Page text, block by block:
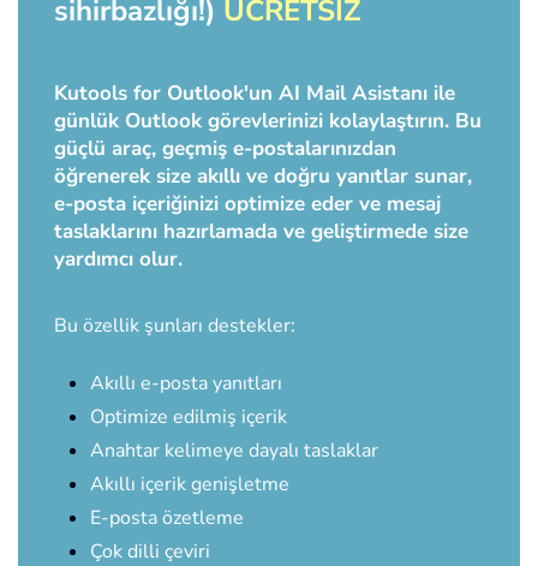
sihirbazlığı!) ÜCRETSİZ
Kutools for Outlook'un AI Mail Asistanı ile
günlük Outlook görevlerinizi kolaylaştırın. Bu
güçlü araç, geçmiş e-postalarınızdan
öğrenerek size akıllı ve doğru yanıtlar sunar,
e-posta içeriğinizi optimize eder ve mesaj
taslaklarını hazırlamada ve geliştirmede size
yardımcı olur.
Bu özellik şunları destekler:
Akıllı e-posta yanıtları
Optimize edilmiş içerik
Anahtar kelimeye dayalı taslaklar
Akıllı içerik genişletme
E-posta özetleme
Çok dilli çeviri